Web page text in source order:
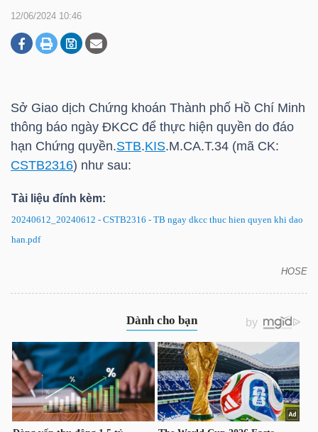
12/06/2024 10:46
Sở Giao dịch Chứng khoán Thành phố Hồ Chí Minh
thông báo ngày ĐKCC để thực hiện quyền do đáo
hạn Chứng quyền.STB.KIS.M.CA.T.34 (mã CK:
CSTB2316) như sau:
Tài liệu đính kèm:
20240612_20240612 - CSTB2316 - TB ngay dkcc thuc hien quyen khi dao
han.pdf
HOSE
BẤT
SẢN
HÀNG
HÓA